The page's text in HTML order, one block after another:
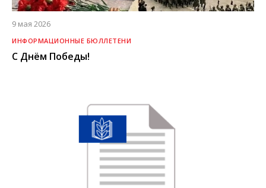
9 мая 2026
ИНФОРМАЦИОННЫЕ БЮЛЛЕТЕНИ
С Днём Победы!